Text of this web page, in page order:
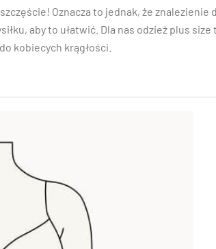
szczęście! Oznacza to jednak, że
aby to ułatwić. Dla nas odzież plus
kobiecych krągłości.